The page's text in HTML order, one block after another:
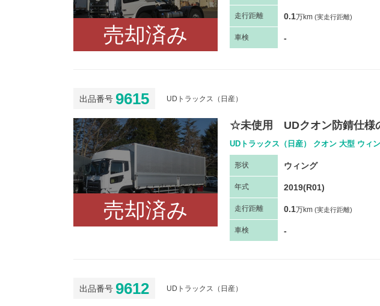
売却済み
走行距離 0.1万km (実走行距離)
車検 -
出品番号 9615 UDトラックス（日産）
売却済み
☆未使用 UDクオン防錆仕様
UDトラックス（日産） クオン 大型 ウィ
形状 ウィング
年式 2019(R01)
走行距離 0.1万km (実走行距離)
車検 -
出品番号 9612 UDトラックス（日産）